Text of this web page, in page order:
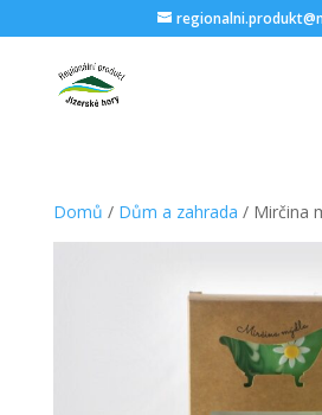
Domů / Dům a zahrada / Mirčina